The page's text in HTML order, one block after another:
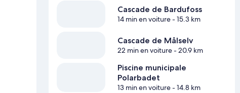
Cascade de Bardufoss
14 min en voiture- 15.3 km
Cascade de Målselv
22 min en voiture- 20.9 km
Piscine municipale
Polarbadet
13 min en voiture- 14.8 km